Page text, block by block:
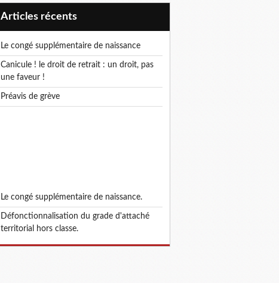
articles récents
le congé supplémentaire de naissance
canicule ! le droit de retrait : un droit, pas
une faveur !
préavis de grève
le congé supplémentaire de naissance.
défonctionnalisation du grade d'attaché
territorial hors classe.